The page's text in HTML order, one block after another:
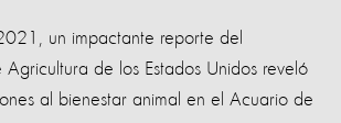
un impactante reporte del
de los Estados Unidos reveló
al bienestar animal en el Acuario de